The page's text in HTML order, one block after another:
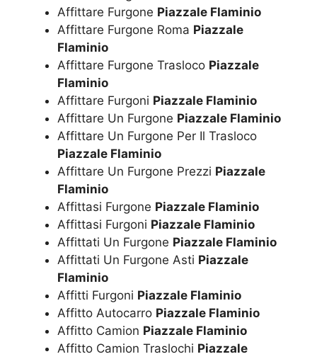
Affittare Furgone Piazzale Flaminio
Affittare Furgone Roma Piazzale
Flaminio
Affittare Furgone Trasloco Piazzale
Flaminio
Affittare Furgoni Piazzale Flaminio
Affittare Un Furgone Piazzale Flaminio
Affittare Un Furgone Per Il Trasloco
Piazzale Flaminio
Affittare Un Furgone Prezzi Piazzale
Flaminio
Affittasi Furgone Piazzale Flaminio
Affittasi Furgoni Piazzale Flaminio
Affittati Un Furgone Piazzale Flaminio
Affittati Un Furgone Asti Piazzale
Flaminio
Affitti Furgoni Piazzale Flaminio
Affitto Autocarro Piazzale Flaminio
Affitto Camion Piazzale Flaminio
Affitto Camion Traslochi Piazzale